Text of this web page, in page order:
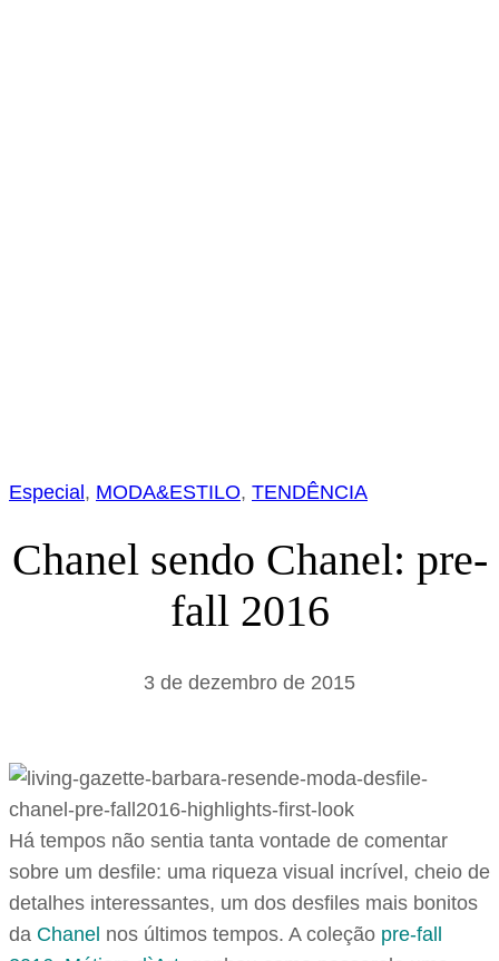
Especial , MODA&ESTILO, TENDÊNCIA
Chanel sendo Chanel: pre-
fall 2016
3 de dezembro de 2015
Há tempos não sentia tanta vontade de comentar
sobre um desfile: uma riqueza visual incrível, cheio de
detalhes interessantes, um dos desfiles mais bonitos
da Chanel nos últimos tempos. A coleção pre-fall